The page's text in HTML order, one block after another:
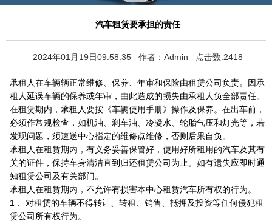
汽车租赁要承担的责任
2024年01月19日09:58:35 作者：Admin 点击数:2418
承租人在车辆辆正常维修、保养、年审和保险由租赁公司负责。因承
租人延误车辆的保养或年审，由此造成的损失由承租人负全部责任。
在租赁期内，承租人要按《车辆使用手册》操作及保养。在出车前，
必须作常规检查，如机油、刹车油、冷凝水、轮胎气压和灯光等，若
发现问题，须速送中心指定的维修点维修，否则后果自负。
承租人在租赁期内，有义务妥善保管好，使用好所租用的汽车及其有
关的证件，保持车身清洁直到归还租赁公司为止。如有遗失应即时通
知租赁公司及有关部门。
承租人在租赁期内，不允许有损害本中心租赁汽车所有权的行为。
1 、对租赁的车辆不得转让、转租、销售、抵押及投资等任何侵犯租
赁公司所有权行为。